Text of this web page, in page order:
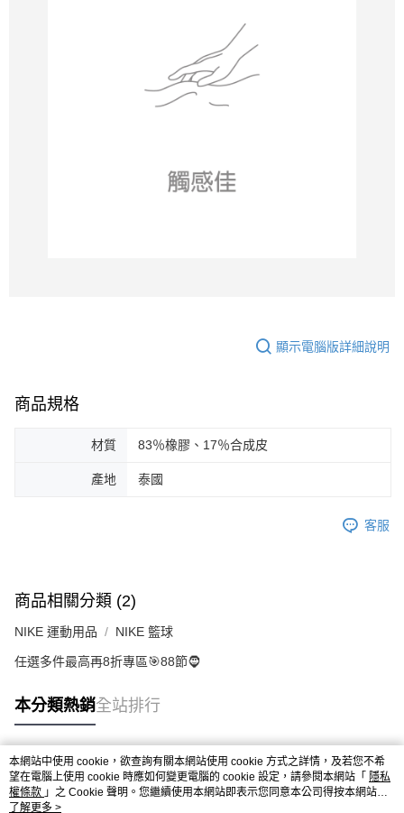
顯示電腦版詳細說明
商品規格
材質 83％橡膠、17％合成皮
產地 泰國
客服
商品相關分類 (2)
NIKE 運動用品 NIKE 籃球
任選多件最高再8折專區🎯88節🧔
本分類熱銷全站排行
熱門標籤
本網站中使用 cookie，欲查詢有關本網站使用 cookie 方式之詳情，及若您不希
望在電腦上使用 cookie 時應如何變更電腦的 cookie 設定，請參閱本網站「 隱私
權條款 」之 Cookie 聲明。您繼續使用本網站即表示您同意本公司得按本網站使
用條款之 Cookie 聲明使用 cookie。
了解更多 >